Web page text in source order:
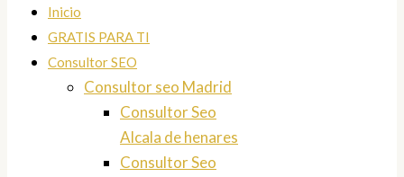
Inicio
GRATIS PARA TI
Consultor SEO
Consultor seo Madrid
Consultor Seo
Alcala de henares
Consultor Seo